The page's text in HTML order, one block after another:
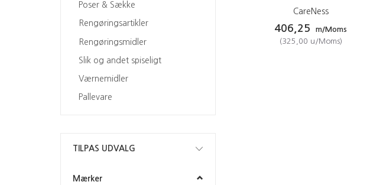
Poser & Sække
Rengøringsartikler
Rengøringsmidler
Slik og andet spiseligt
Værnemidler
Pallevare
TILPAS UDVALG
Mærker
CareNess
406,25
m/Moms
(325,00 u/Moms)